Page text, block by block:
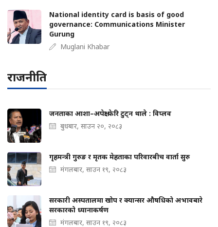
National identity card is basis of good
governance: Communications Minister
Gurung
Muglani Khabar
राजनीति
जनताका आशा–अपेक्षा फेरि टुट्न थाले : विप्लव
बुधबार, साउन २०, २०८३
गृहमन्त्री गुरुङ र मृतक मेहताका परिवारबीच वार्ता सुरु
मंगलबार, साउन १९, २०८३
सरकारी अस्पतालमा खोप र क्यान्सर औषधिको अभावबारे
सरकारको ध्यानाकर्षण
मंगलबार, साउन १९, २०८३